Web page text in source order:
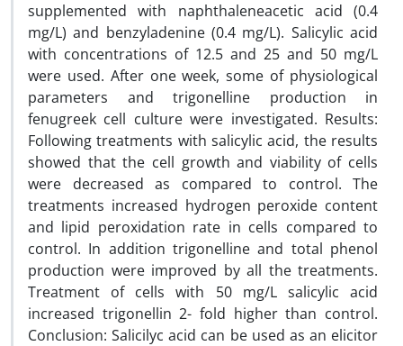
supplemented with naphthaleneacetic acid (0.4
mg/L) and benzyladenine (0.4 mg/L). Salicylic acid
with concentrations of 12.5 and 25 and 50 mg/L
were used. After one week, some of physiological
parameters and trigonelline production in
fenugreek cell culture were investigated. Results:
Following treatments with salicylic acid, the results
showed that the cell growth and viability of cells
were decreased as compared to control. The
treatments increased hydrogen peroxide content
and lipid peroxidation rate in cells compared to
control. In addition trigonelline and total phenol
production were improved by all the treatments.
Treatment of cells with 50 mg/L salicylic acid
increased trigonellin 2- fold higher than control.
Conclusion: Salicilyc acid can be used as an elicitor